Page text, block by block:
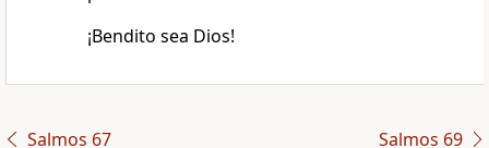
¡Bendito sea Dios!
Salmos 67 Salmos 69